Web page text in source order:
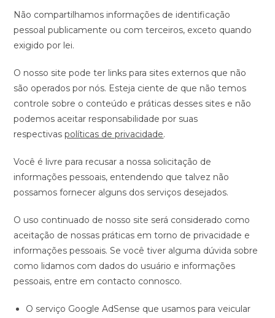
Não compartilhamos informações de identificação
pessoal publicamente ou com terceiros, exceto quando
exigido por lei.
O nosso site pode ter links para sites externos que não
são operados por nós. Esteja ciente de que não temos
controle sobre o conteúdo e práticas desses sites e não
podemos aceitar responsabilidade por suas
respectivaspolíticas de privacidade.
Você é livre para recusar a nossa solicitação de
informações pessoais, entendendo que talvez não
possamos fornecer alguns dos serviços desejados.
O uso continuado de nosso site será considerado como
aceitação de nossas práticas em torno de privacidade e
informações pessoais. Se você tiver alguma dúvida sobre
como lidamos com dados do usuário e informações
pessoais, entre em contacto connosco.
O serviço Google AdSense que usamos para veicular